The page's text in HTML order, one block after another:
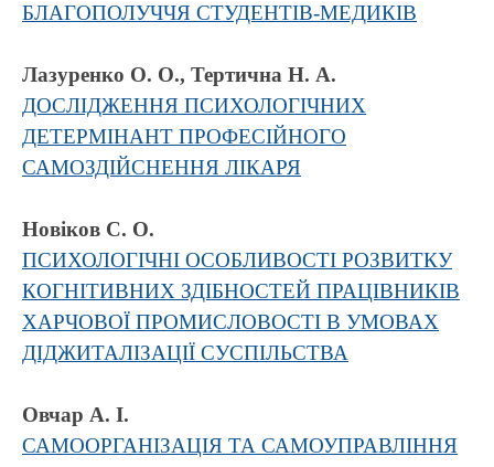
БЛАГОПОЛУЧЧЯ СТУДЕНТІВ-МЕДИКІВ
Лазуренко О. О., Тертична Н. А.
ДОСЛІДЖЕННЯ ПСИХОЛОГІЧНИХ
ДЕТЕРМІНАНТ ПРОФЕСІЙНОГО
САМОЗДІЙСНЕННЯ ЛІКАРЯ
Новіков С. О.
ПСИХОЛОГІЧНІ ОСОБЛИВОСТІ РОЗВИТКУ
КОГНІТИВНИХ ЗДІБНОСТЕЙ ПРАЦІВНИКІВ
ХАРЧОВОЇ ПРОМИСЛОВОСТІ В УМОВАХ
ДІДЖИТАЛІЗАЦІЇ СУСПІЛЬСТВА
Овчар А. І.
САМООРГАНІЗАЦІЯ ТА САМОУПРАВЛІННЯ